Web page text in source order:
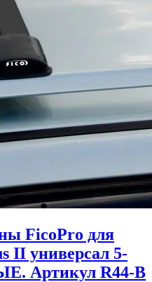
FicoPro для
II универсал 5-
Артикул R44-B